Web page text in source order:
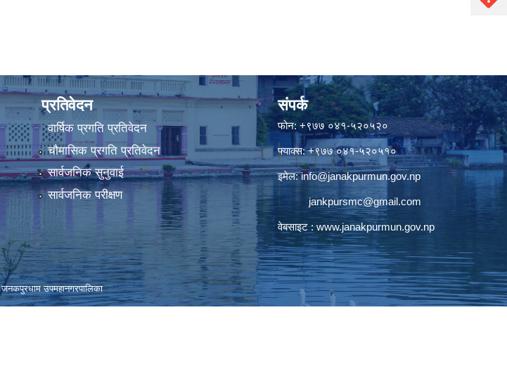
प्रतिवेदन
वार्षिक प्रगति प्रतिवेदन
चौमासिक प्रगति प्रतिवेदन
सार्वजनिक सुनुवाई
सार्वजनिक परीक्षण
संपर्क
फोन: +९७७ ०४१-५२०५२०
फ्याक्स: +९७७ ०४१-५२०५१०
इमेल:info@janakpurmun.gov.np
jankpursmc@gmail.com
वेबसाइट :www.janakpurmun.gov.np
उपमहानगरपालिका